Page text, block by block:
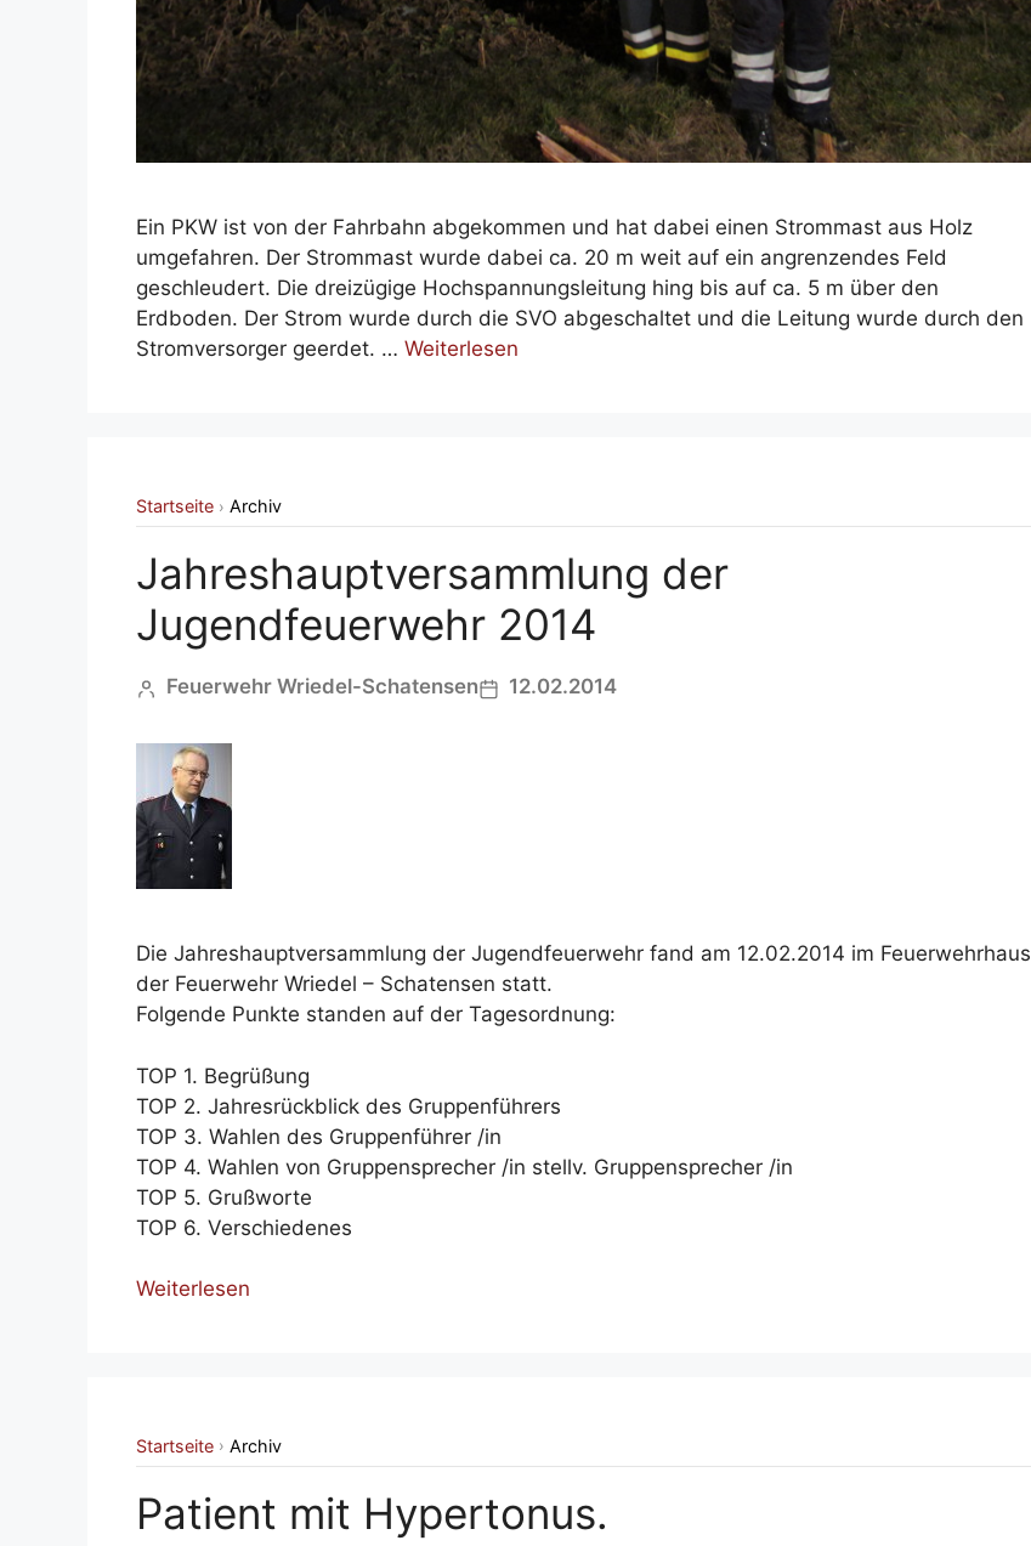
Ein PKW ist von der Fahrbahn abgekommen und hat dabei einen Strommast aus Holz
umgefahren. Der Strommast wurde dabei ca. 20 m weit auf ein angrenzendes Feld
geschleudert. Die dreizügige Hochspannungsleitung hing bis auf ca. 5 m über den
Erdboden. Der Strom wurde durch die SVO abgeschaltet und die Leitung wurde durch den
Stromversorger geerdet. … Weiterlesen
Startseite › Archiv
Jahreshauptversammlung der
Jugendfeuerwehr 2014
Feuerwehr Wriedel-Schatensen 12.02.2014
Die Jahreshauptversammlung der Jugendfeuerwehr fand am 12.02.2014 im Feuerwehrhaus
der Feuerwehr Wriedel – Schatensen statt.
Folgende Punkte standen auf der Tagesordnung:
TOP 1. Begrüßung
TOP 2. Jahresrückblick des Gruppenführers
TOP 3. Wahlen des Gruppenführer /in
TOP 4. Wahlen von Gruppensprecher /in stellv. Gruppensprecher /in
TOP 5. Grußworte
TOP 6. Verschiedenes
Weiterlesen
Startseite › Archiv
Patient mit Hypertonus.